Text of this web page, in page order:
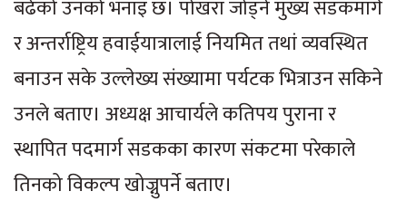
बढेको उनको भनाइ छ। पोखरा जोड्ने मुख्य सडकमार्ग
र अन्तर्राष्ट्रिय हवाईयात्रालाई नियमित तथां व्यवस्थित
बनाउन सके उल्लेख्य संख्यामा पर्यटक भित्राउन सकिने
उनले बताए। अध्यक्ष आचार्यले कतिपय पुराना र
स्थापित पदमार्ग सडकका कारण संकटमा परेकाले
तिनको विकल्प खोज्नुपर्ने बताए।